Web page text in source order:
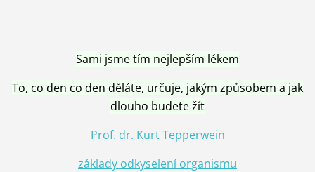
Sami jsme tím nejlepším lékem
To, co den co den děláte, určuje, jakým způsobem a jak
dlouho budete žít
Prof. dr. Kurt Tepperwein
základy odkyselení organismu